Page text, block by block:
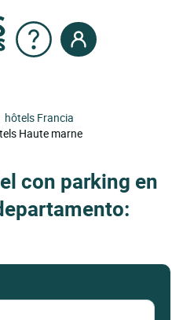
hôtels Francia
Haute marne
con parking en